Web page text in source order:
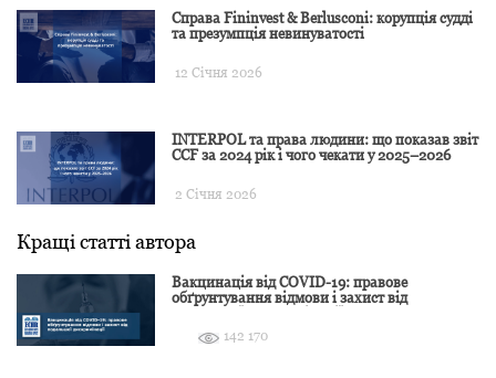
Справа Fininvest & Berlusconi: корупція судді
та презумпція невинуватості
12 Січня 2026
INTERPOL та права людини: що показав звіт
CCF за 2024 рік і чого чекати у 2025–2026
2 Січня 2026
Кращі статті автора
Вакцинація від COVID-19: правове
обґрунтування відмови і захист від
142 170